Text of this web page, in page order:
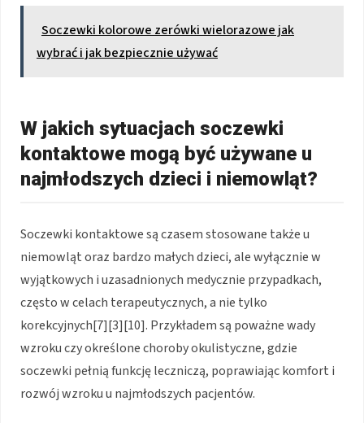
Soczewki kolorowe zerówki wielorazowe jak
wybrać i jak bezpiecznie używać
W jakich sytuacjach soczewki
kontaktowe mogą być używane u
najmłodszych dzieci i niemowląt?
Soczewki kontaktowe są czasem stosowane także u
niemowląt oraz bardzo małych dzieci, ale wyłącznie w
wyjątkowych i uzasadnionych medycznie przypadkach,
często w celach terapeutycznych, a nie tylko
korekcyjnych[7][3][10]. Przykładem są poważne wady
wzroku czy określone choroby okulistyczne, gdzie
soczewki pełnią funkcję leczniczą, poprawiając komfort i
rozwój wzroku u najmłodszych pacjentów.